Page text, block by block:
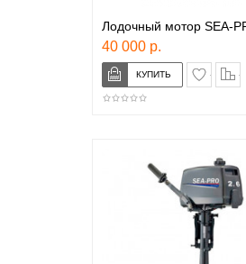
Лодочный мотор SEA-
40 000 р.
в